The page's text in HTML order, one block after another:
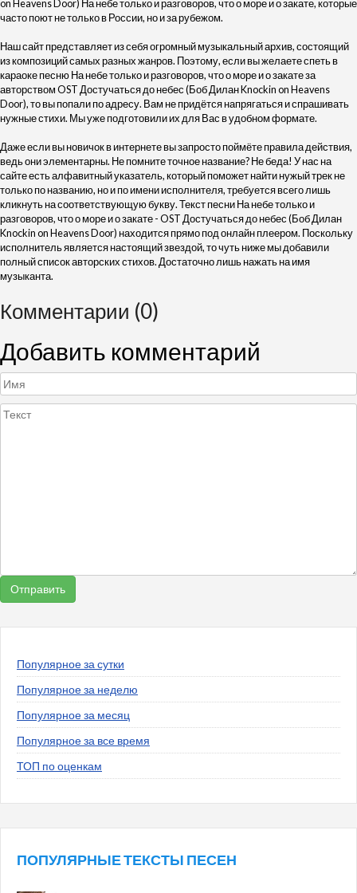
on Heavens Door) На небе только и разговоров, что о море и о закате, которые
часто поют не только в России, но и за рубежом.
Наш сайт представляет из себя огромный музыкальный архив, состоящий
из композиций самых разных жанров. Поэтому, если вы желаете спеть в
караоке песню На небе только и разговоров, что о море и о закате за
авторством OST Достучаться до небес (Боб Дилан Knockin on Heavens
Door), то вы попали по адресу. Вам не придётся напрягаться и спрашивать
нужные стихи. Мы уже подготовили их для Вас в удобном формате.
Даже если вы новичок в интернете вы запросто поймёте правила действия,
ведь они элементарны. Не помните точное название? Не беда! У нас на
сайте есть алфавитный указатель, который поможет найти нужый трек не
только по названию, но и по имени исполнителя, требуется всего лишь
кликнуть на соответствующую букву. Текст песни На небе только и
разговоров, что о море и о закате - OST Достучаться до небес (Боб Дилан
Knockin on Heavens Door) находится прямо под онлайн плеером. Поскольку
исполнитель является настоящий звездой, то чуть ниже мы добавили
полный список авторских стихов. Достаточно лишь нажать на имя
музыканта.
Комментарии (0)
Добавить комментарий
Популярное за сутки
Популярное за неделю
Популярное за месяц
Популярное за все время
ТОП по оценкам
ПОПУЛЯРНЫЕ ТЕКСТЫ ПЕСЕН